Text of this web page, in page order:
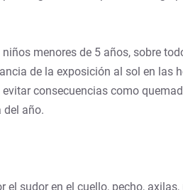
menores de 5 años, sobre
de la exposición al sol en las
consecuencias como
del año.
sudor en el cuello, pecho,